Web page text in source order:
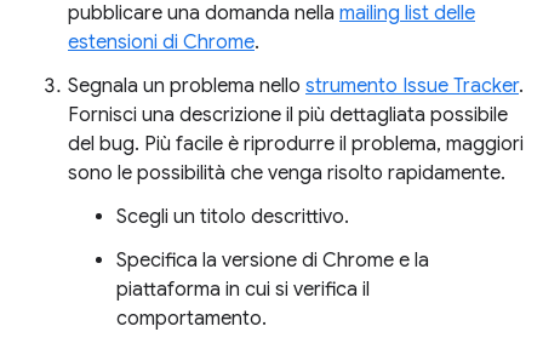
pubblicare una domanda nella mailing list delle
estensioni di Chrome.
Segnala un problema nello strumento Issue Tracker.
Fornisci una descrizione il più dettagliata possibile
del bug. Più facile è riprodurre il problema, maggiori
sono le possibilità che venga risolto rapidamente.
Scegli un titolo descrittivo.
Specifica la versione di Chrome e la
piattaforma in cui si verifica il
comportamento.